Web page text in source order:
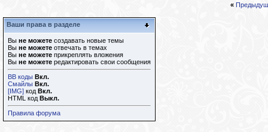
«
Ваши права в разделе
Вы не можете создавать новые темы
Вы не можете отвечать в темах
Вы не можете прикреплять вложения
Вы не можете редактировать свои сообщения
BB коды Вкл.
Смайлы Вкл.
[IMG] код Вкл.
HTML код Выкл.
Правила форума